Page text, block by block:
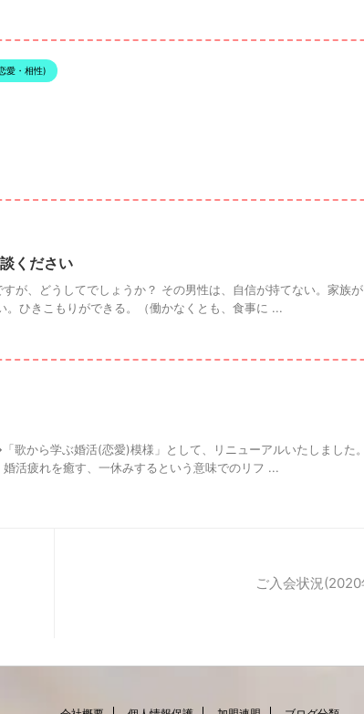
愛・相性)
ください
が、どうしてでしょうか？ その男性は、自信が持てない。家族
。ひきこもりができる。（働かなくとも、食事に ...
歌から学ぶ婚活(恋愛)模様」として、リニューアルいたしました
活疲れを癒す、一休みするという意味でのリフ ...
ご入会状況